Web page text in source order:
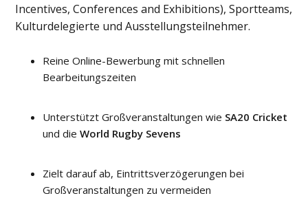
Incentives, Conferences and Exhibitions), Sportteams,
Kulturdelegierte und Ausstellungsteilnehmer.
Reine Online-Bewerbung mit schnellen
Bearbeitungszeiten
Unterstützt Großveranstaltungen wie SA20 Cricket
und dieWorld Rugby Sevens
Zielt darauf ab, Eintrittsverzögerungen bei
Großveranstaltungen zu vermeiden